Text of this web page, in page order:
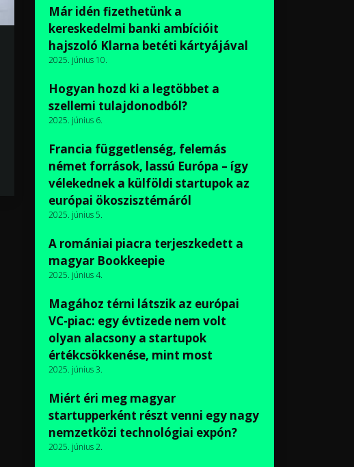
Már idén fizethetünk a
kereskedelmi banki ambícióit
hajszoló Klarna betéti kártyájával
2025. június 10.
Hogyan hozd ki a legtöbbet a
szellemi tulajdonodból?
2025. június 6.
Francia függetlenség, felemás
német források, lassú Európa – így
vélekednek a külföldi startupok az
európai ökoszisztémáról
2025. június 5.
A romániai piacra terjeszkedett a
magyar Bookkeepie
2025. június 4.
Magához térni látszik az európai
VC-piac: egy évtizede nem volt
olyan alacsony a startupok
értékcsökkenése, mint most
2025. június 3.
Miért éri meg magyar
startupperként részt venni egy nagy
nemzetközi technológiai expón?
2025. június 2.